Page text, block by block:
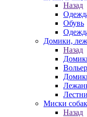
Назад
Обувь
Домики,
Назад
Миски
Назад